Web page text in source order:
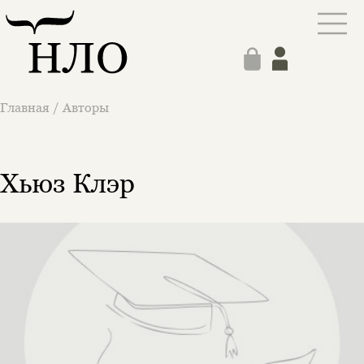
Главная / Авторы
Хьюз Клэр